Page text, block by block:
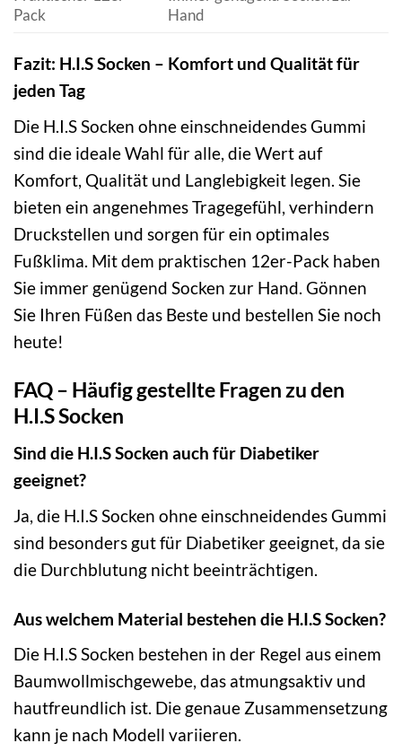
Pack
Hand
Fazit: H.I.S Socken – Komfort und Qualität für
jeden Tag
Die H.I.S Socken ohne einschneidendes Gummi
sind die ideale Wahl für alle, die Wert auf
Komfort, Qualität und Langlebigkeit legen. Sie
bieten ein angenehmes Tragegefühl, verhindern
Druckstellen und sorgen für ein optimales
Fußklima. Mit dem praktischen 12er-Pack haben
Sie immer genügend Socken zur Hand. Gönnen
Sie Ihren Füßen das Beste und bestellen Sie noch
heute!
FAQ – Häufig gestellte Fragen zu den
H.I.S Socken
Sind die H.I.S Socken auch für Diabetiker
geeignet?
Ja, die H.I.S Socken ohne einschneidendes Gummi
sind besonders gut für Diabetiker geeignet, da sie
die Durchblutung nicht beeinträchtigen.
Aus welchem Material bestehen die H.I.S Socken?
Die H.I.S Socken bestehen in der Regel aus einem
Baumwollmischgewebe, das atmungsaktiv und
hautfreundlich ist. Die genaue Zusammensetzung
kann je nach Modell variieren.